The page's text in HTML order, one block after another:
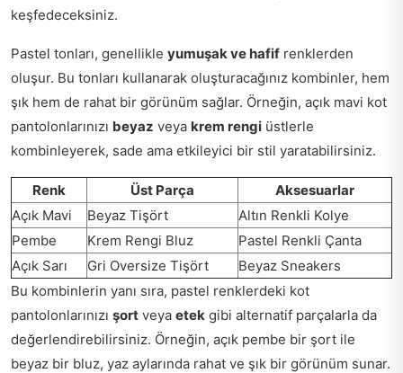
keşfedeceksiniz.
Pastel tonları, genellikle yumuşak ve hafif renklerden
oluşur. Bu tonları kullanarak oluşturacağınız kombinler, hem
şık hem de rahat bir görünüm sağlar. Örneğin, açık mavi kot
pantolonlarınızı beyaz veya krem rengi üstlerle
kombinleyerek, sade ama etkileyici bir stil yaratabilirsiniz.
Renk Üst Parça
Aksesuarlar
Açık Mavi
Beyaz Tişört
Altın Renkli Kolye
Pembe
Krem Rengi Bluz
Pastel Renkli Çanta
Açık Sarı
Gri Oversize Tişört
Beyaz Sneakers
Bu kombinlerin yanı sıra, pastel renklerdeki kot
pantolonlarınızı şort veya etek gibi alternatif parçalarla da
değerlendirebilirsiniz. Örneğin, açık pembe bir şort ile
beyaz bir bluz, yaz aylarında rahat ve şık bir görünüm sunar.